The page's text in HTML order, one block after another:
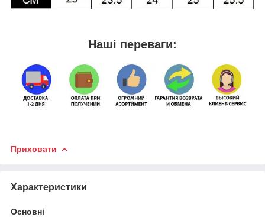
Наші переваги:
Приховати
Характеристики
Основні